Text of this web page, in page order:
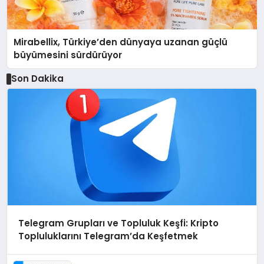
Mirabellix, Türkiye’den dünyaya uzanan güçlü
büyümesini sürdürüyor
Son Dakika
Telegram Grupları ve Topluluk Keşfi: Kripto
Topluluklarını Telegram’da Keşfetmek